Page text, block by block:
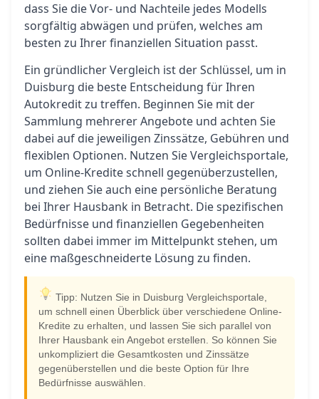
dass Sie die Vor- und Nachteile jedes Modells
sorgfältig abwägen und prüfen, welches am
besten zu Ihrer finanziellen Situation passt.
Ein gründlicher Vergleich ist der Schlüssel, um in
Duisburg die beste Entscheidung für Ihren
Autokredit zu treffen. Beginnen Sie mit der
Sammlung mehrerer Angebote und achten Sie
dabei auf die jeweiligen Zinssätze, Gebühren und
flexiblen Optionen. Nutzen Sie Vergleichsportale,
um Online-Kredite schnell gegenüberzustellen,
und ziehen Sie auch eine persönliche Beratung
bei Ihrer Hausbank in Betracht. Die spezifischen
Bedürfnisse und finanziellen Gegebenheiten
sollten dabei immer im Mittelpunkt stehen, um
eine maßgeschneiderte Lösung zu finden.
Tipp: Nutzen Sie in Duisburg Vergleichsportale,
um schnell einen Überblick über verschiedene Online-
Kredite zu erhalten, und lassen Sie sich parallel von
Ihrer Hausbank ein Angebot erstellen. So können Sie
unkompliziert die Gesamtkosten und Zinssätze
gegenüberstellen und die beste Option für Ihre
Bedürfnisse auswählen.